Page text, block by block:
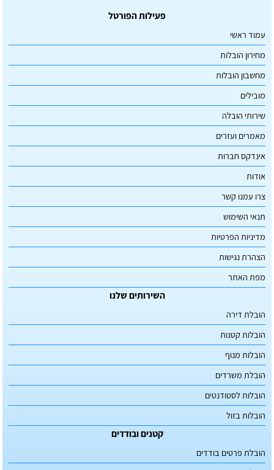
פעילות הפורטל
עמוד ראשי
מחירון הובלות
מחשבון הובלות
מובילים
שירותי הובלה
מאמרים ועזרים
אינדקס חברות
אודות
צרו עמנו קשר
תנאי השימוש
מדיניות הפרטיות
הצהרת נגישות
מפת האתר
השירותים שלנו
הובלת דירה
הובלות קטנות
הובלות מנוף
הובלת משרדים
הובלות לסטודנטים
הובלות בזול
קטנים ובודדים
הובלת פרטים בודדים